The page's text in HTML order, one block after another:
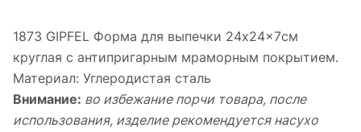
1873 GIPFEL Форма для выпечки 24x24x7см
круглая с антипригарным мраморным покрытием.
Материал: Углеродистая сталь
Внимание: во избежание порчи товара, после
использования, изделие рекомендуется насухо